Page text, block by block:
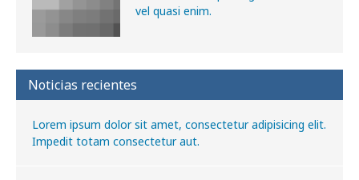
vel quasi enim.
Noticias recientes
Lorem ipsum dolor sit amet, consectetur adipisicing elit.
Impedit totam consectetur aut.